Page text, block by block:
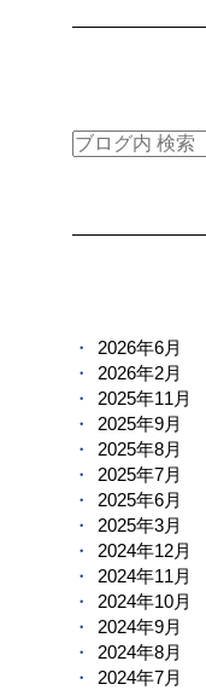
2026年6月
2026年2月
2025年11月
2025年9月
2025年8月
2025年7月
2025年6月
2025年3月
2024年12月
2024年11月
2024年10月
2024年9月
2024年8月
2024年7月